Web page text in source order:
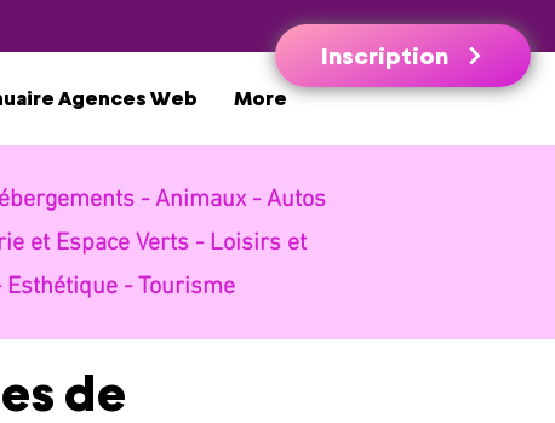
Inscription
Agences Web More
-Animaux -Autos
et Espace Verts - Loisirs et
Esthétique -Tourisme
de